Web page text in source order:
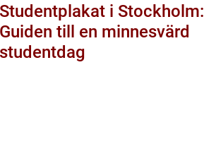
Studentplakat i Stockholm:
Guiden till en minnesvärd
studentdag